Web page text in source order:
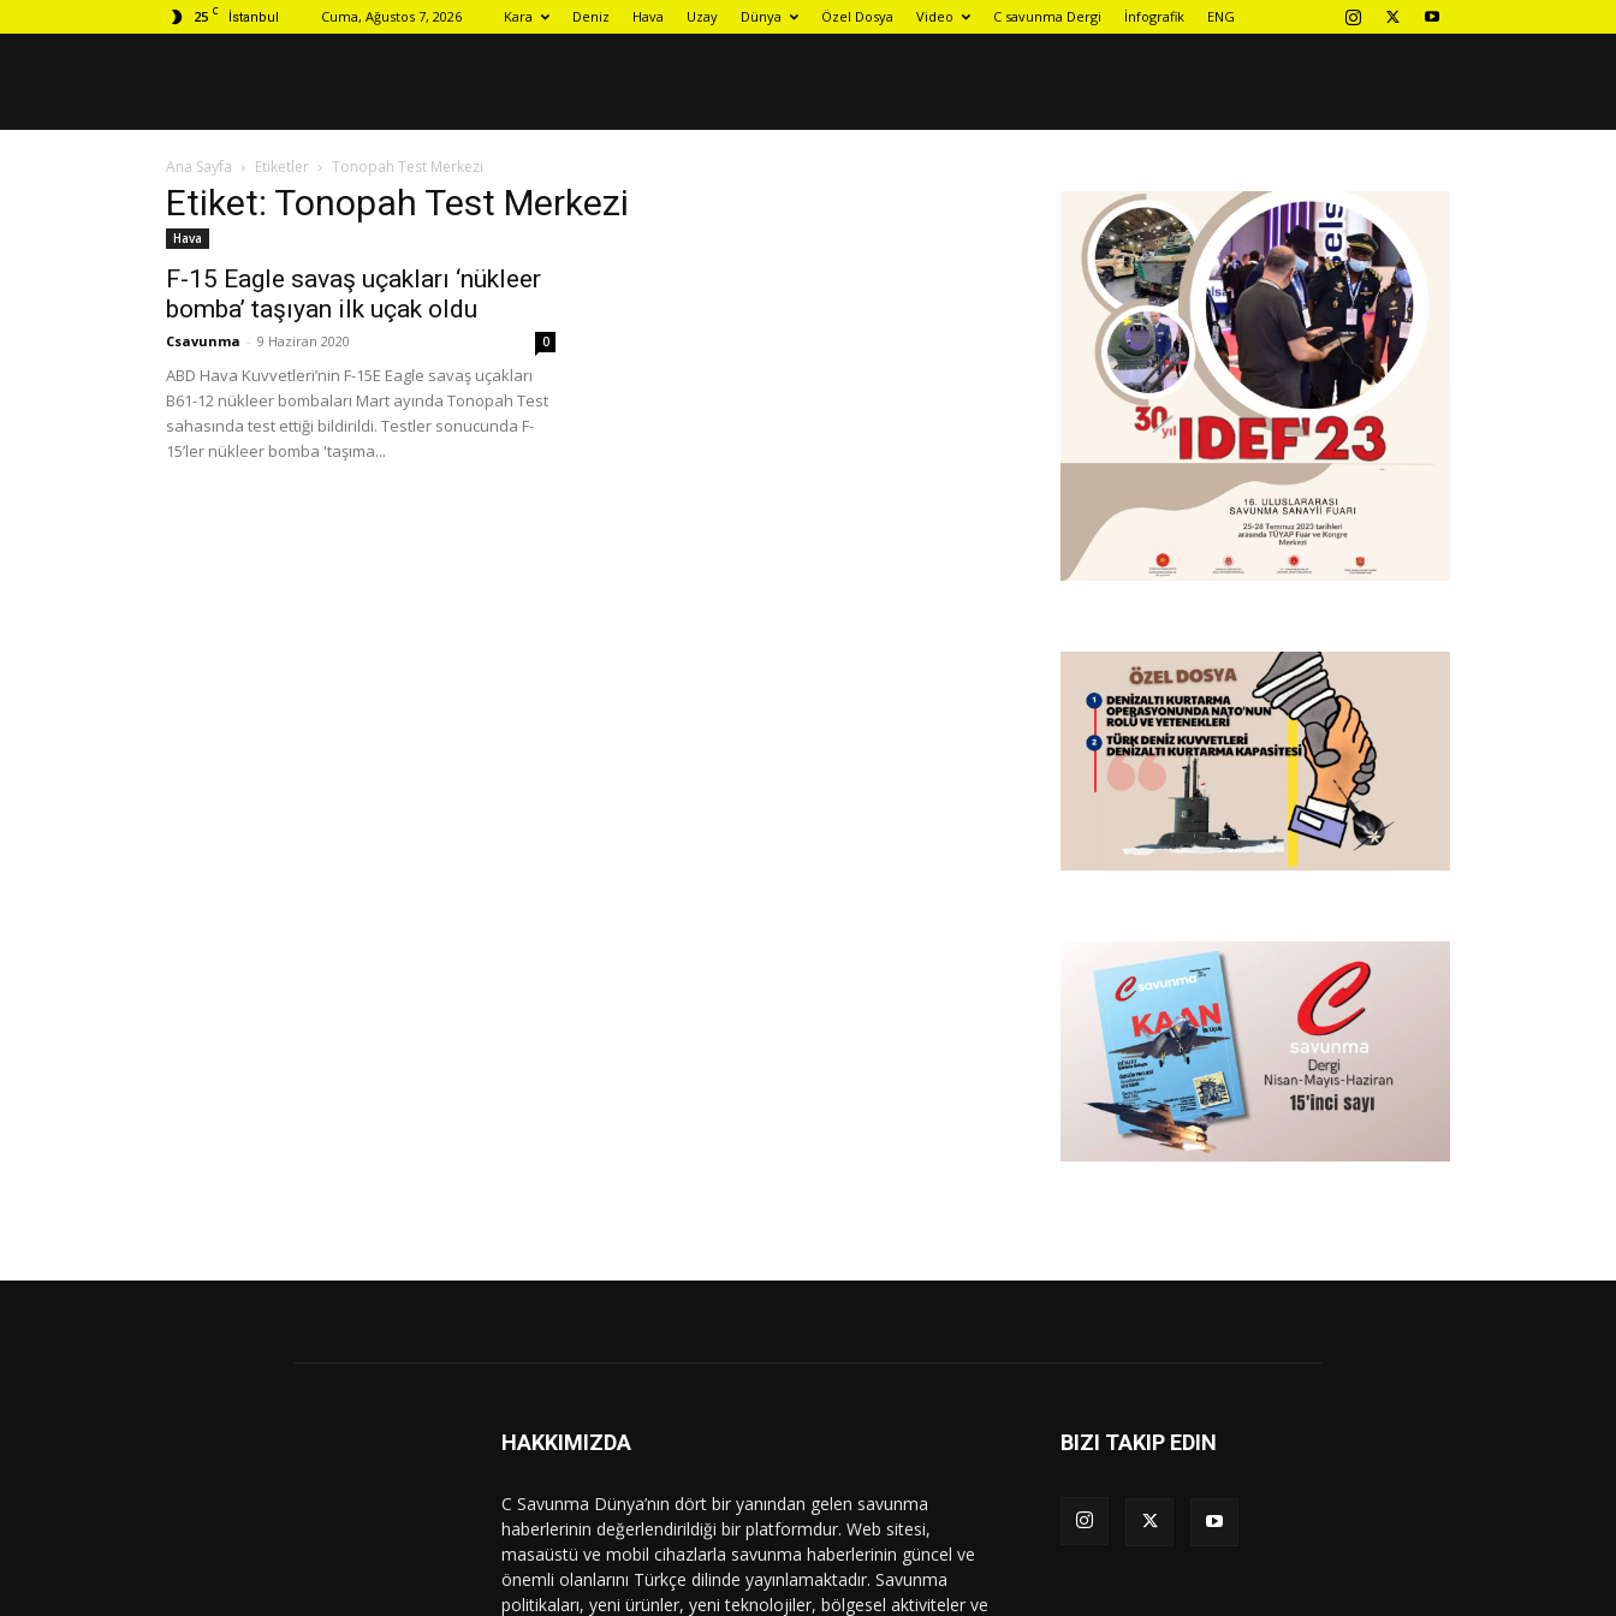
25 C İstanbul Cuma, Ağustos 7, 2026 Kara Deniz Hava Uzay Dünya Özel Dosya Video C savunma Dergi İnfografik ENG
Ana Sayfa Etiketler Tonopah Test Merkezi
Etiket: Tonopah Test Merkezi
Hava
F-15 Eagle savaş uçakları ‘nükleer
bomba’ taşıyan ilk uçak oldu
Csavunma - 9 Haziran 2020 0
ABD Hava Kuvvetleri’nin F-15E Eagle savaş uçakları
B61-12 nükleer bombaları Mart ayında Tonopah Test
sahasında test ettiği bildirildi. Testler sonucunda F-
15’ler nükleer bomba 'taşıma...
HAKKIMIZDA
C Savunma Dünya’nın dört bir yanından gelen savunma
haberlerinin değerlendirildiği bir platformdur. Web sitesi,
masaüstü ve mobil cihazlarla savunma haberlerinin güncel ve
önemli olanlarını Türkçe dilinde yayınlamaktadır. Savunma
politikaları, yeni ürünler, yeni teknolojiler, bölgesel aktiviteler ve
BIZI TAKIP EDIN